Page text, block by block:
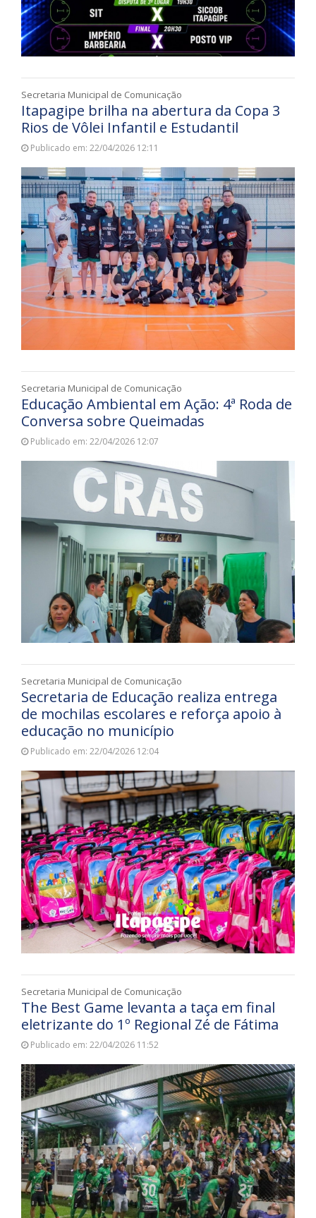
Secretaria Municipal de Comunicação
Itapagipe brilha na abertura da Copa 3
Rios de Vôlei Infantil e Estudantil
Publicado em: 22/04/2026 12:11
Secretaria Municipal de Comunicação
Educação Ambiental em Ação: 4ª Roda de
Conversa sobre Queimadas
Publicado em: 22/04/2026 12:07
Secretaria Municipal de Comunicação
Secretaria de Educação realiza entrega
de mochilas escolares e reforça apoio à
educação no município
Publicado em: 22/04/2026 12:04
Secretaria Municipal de Comunicação
The Best Game levanta a taça em final
eletrizante do 1º Regional Zé de Fátima
Publicado em: 22/04/2026 11:52